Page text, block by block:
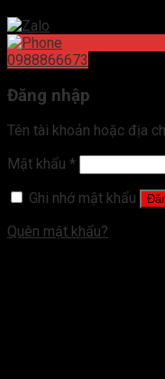
0988866673
Đăng nhập
Tên tài khoản hoặc địa
Mật khẩu *
Ghi nhớ mật khẩu
Quên mật khẩu?